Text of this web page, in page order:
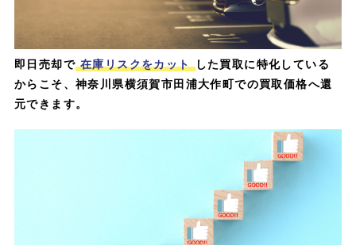
即日売却で 在庫リスクをカット した買取に特化している
からこそ、神奈川県横須賀市田浦大作町での買取価格へ還
元できます。